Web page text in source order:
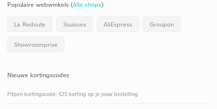
Populaire webwinkels (Alle shops)
La Redoute 3suisses AliExpress Groupon
Showroomprive
Nieuwe kortingscodes
Fitpen kortingscode: €25 korting op je jouw bestelling